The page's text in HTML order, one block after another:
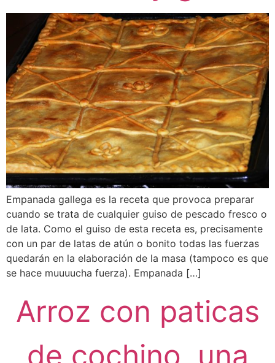
Empanada gallega es la receta que provoca preparar
cuando se trata de cualquier guiso de pescado fresco o
de lata. Como el guiso de esta receta es, precisamente
con un par de latas de atún o bonito todas las fuerzas
quedarán en la elaboración de la masa (tampoco es que
se hace muuuucha fuerza). Empanada […]
Arroz con paticas
de cochino, una